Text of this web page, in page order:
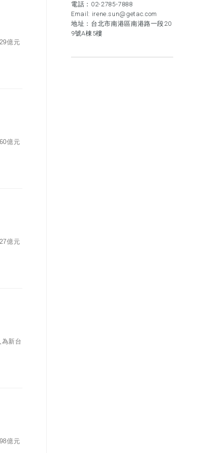
億元
億元
億元
新台
億元
電話： 02-2785-7888
Email: irene.sun@getac.com
地址：台北市南港區南港路一段20
9號A棟5樓